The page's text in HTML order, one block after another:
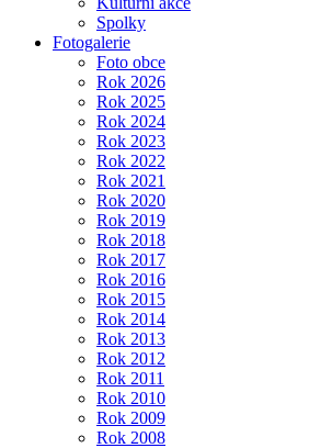
Spolky
Fotogalerie
Foto obce
Rok 2026
Rok 2025
Rok 2024
Rok 2023
Rok 2022
Rok 2021
Rok 2020
Rok 2019
Rok 2018
Rok 2017
Rok 2016
Rok 2015
Rok 2014
Rok 2013
Rok 2012
Rok 2011
Rok 2010
Rok 2009
Rok 2008